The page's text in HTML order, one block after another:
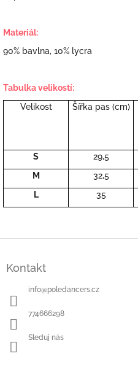
Materiál:
90% bavlna, 10% lycra
Tabulka velikostí:
Velikost
Šířka pas (cm)
S
29,5
M
32,5
L
35
Kontakt
info@poledancers.cz
774666298
Sleduj nás